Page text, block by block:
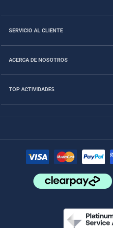
SERVICIO AL CLIENTE
ACERCA DE NOSOTROS
TOP ACTIVIDADES